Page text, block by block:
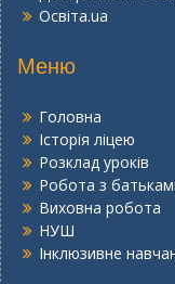
Освіта.ua
Меню
Головна
Історія ліцею
Розклад уроків
Робота з
Виховна робота
НУШ
Інклюзивне